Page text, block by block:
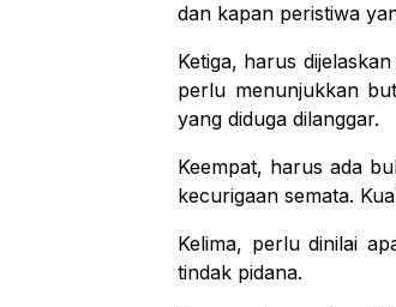
dan kapan peristiwa
Ketiga, harus
perlu menunjukkan
yang diduga dilanggar.
Keempat, harus ada
kecurigaan semata.
Kelima, perlu dinilai
tindak pidana.